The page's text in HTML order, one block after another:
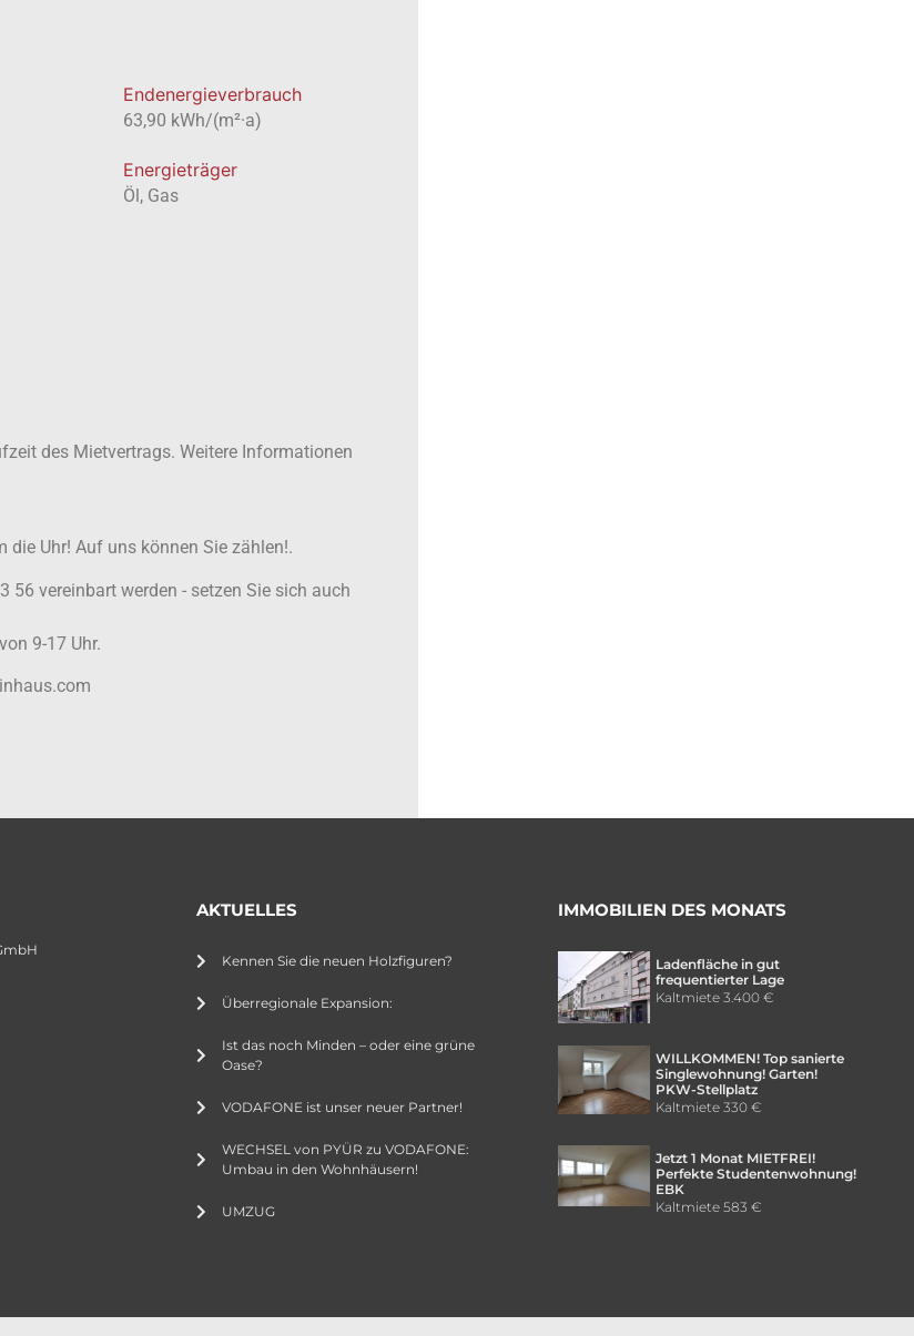
Endenergieverbrauch
63,90 kWh/(m²·a)
Energieträger
Öl, Gas
des Mietvertrags. Weitere Informationen
die Uhr! Auf uns können Sie zählen!.
vereinbart werden - setzen Sie sich auch
9-17 Uhr.
AKTUELLES
Kennen Sie die neuen Holzfiguren?
Überregionale Expansion:
Ist das noch Minden – oder eine grüne
Oase?
VODAFONE ist unser neuer Partner!
WECHSEL von PYÜR zu VODAFONE:
Umbau in den Wohnhäusern!
UMZUG
IMMOBILIEN DES MONATS
Ladenfläche in gut
frequentierter Lage
Kaltmiete3.400 €
WILLKOMMEN! Top sanierte
Singlewohnung! Garten!
PKW-Stellplatz
Kaltmiete330 €
Jetzt 1 Monat MIETFREI!
Perfekte Studentenwohnung!
EBK
Kaltmiete583 €